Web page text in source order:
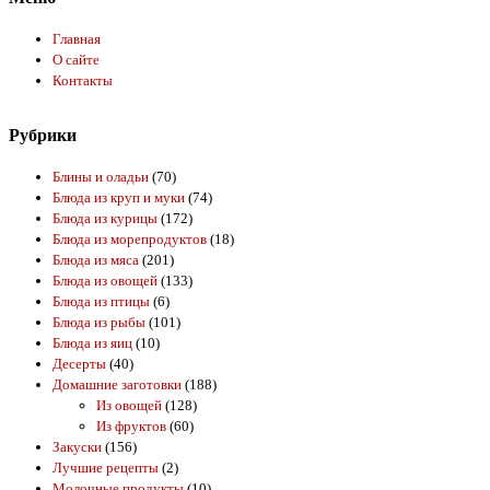
Главная
О сайте
Контакты
Рубрики
Блины и оладьи (70)
Блюда из круп и муки (74)
Блюда из курицы (172)
Блюда из морепродуктов (18)
Блюда из мяса (201)
Блюда из овощей (133)
Блюда из птицы (6)
Блюда из рыбы (101)
Блюда из яиц (10)
Десерты (40)
Домашние заготовки (188)
Из овощей (128)
Из фруктов (60)
Закуски (156)
Лучшие рецепты (2)